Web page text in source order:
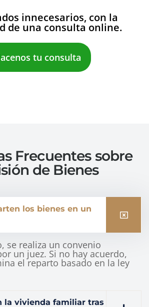
innecesarios, con la
de una consulta online.
tu consulta
Frecuentes sobre
de Bienes
los bienes en un
se realiza un convenio
un juez. Si no hay acuerdo,
el reparto basado en la ley
la vivienda familiar tras